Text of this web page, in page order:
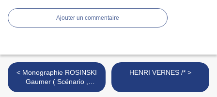
Ajouter un commentaire
< Monographie ROSINSKI
Gaumer ( Scénario ,
Collaborateur ) Rosinski
HENRI VERNES /* >